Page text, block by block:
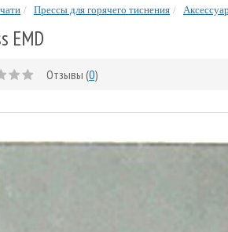
Прессы для горячего тиснения
EMD
Отзывы (0)